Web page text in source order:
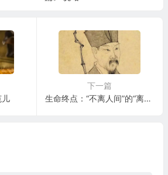
儿
下一篇
生命终点：“不离人间”的“离人间”